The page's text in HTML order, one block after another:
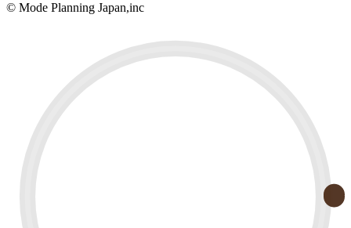
© Mode Planning Japan,inc